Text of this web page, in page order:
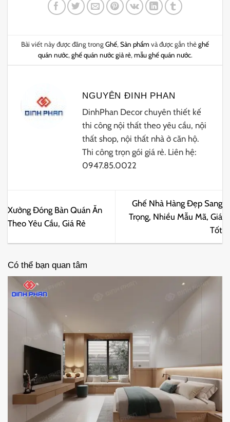
Bài viết này được đăng trongGhế, Sản phẩm và được gắn thẻghế
quán nước, ghế quán nước giả rẻ, mẫu ghế quán nước.
NGUYÊN ĐINH PHAN
DinhPhan Decor chuyên thiết kế
thi công nội thất theo yêu cầu, nội
thất shop, nội thất nhà ở căn hộ.
Thi công trọn gói giá rẻ. Liên hệ:
0947.85.0022
Xưởng Đóng Bàn Quán Ăn
Theo Yêu Cầu, Giá Rẻ
Ghế Nhà Hàng Đẹp Sang
Trọng, Nhiều Mẫu Mã, Giá
Tốt
Có thể bạn quan tâm